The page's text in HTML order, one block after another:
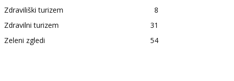
Zdraviliški turizem
8
Zdravilni turizem
31
Zeleni zgledi
54